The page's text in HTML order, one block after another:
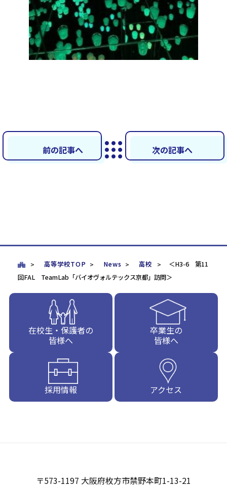
前の記事へ 次の記事へ
高等学校TOP News 高校
＜H3-6 第11
回FAL TeamLab「バイオヴォルテックス京都」訪問＞
在校生・保護者の
皆様へ
卒業生の
皆様へ
採用情報 アクセス
〒573-1197 大阪府枚方市禁野本町1-13-21